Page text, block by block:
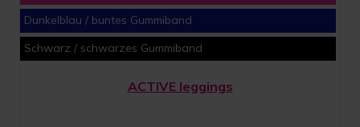
Dunkelblau / buntes Gummiband
Schwarz / schwarzes Gummiband
ACTIVE leggings